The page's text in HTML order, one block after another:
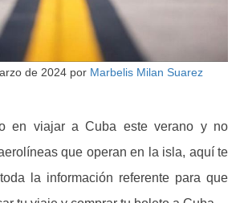
de 2024 por Marbelis Milan Suarez
en viajar a Cuba este verano y no
que operan en la isla, aquí te
la información referente para que